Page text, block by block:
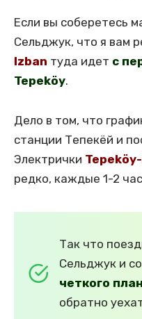
Если вы соберетесь
Сельджук, что я вам
Izban туда идет с
Tepeköy.
Дело в том, что
станции Тепекёй и
Электрички
редко, каждые 1-2
Так что
Сельджук и
четкого
обратно